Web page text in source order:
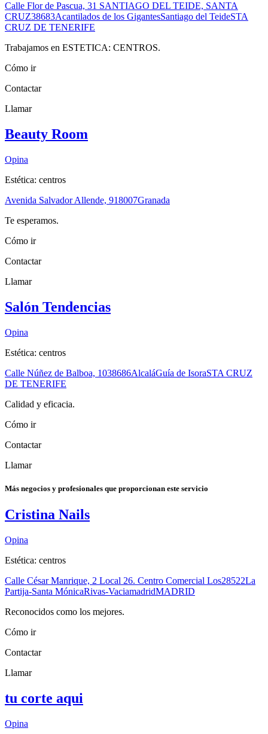
Calle Flor de Pascua, 31 SANTIAGO DEL TEIDE, SANTA
CRUZ38683Acantilados de los GigantesSantiago del TeideSTA
CRUZ DE TENERIFE
Trabajamos en ESTETICA: CENTROS.
Cómo ir
Contactar
Llamar
Beauty Room
Opina
Estética: centros
Avenida Salvador Allende, 918007Granada
Te esperamos.
Cómo ir
Contactar
Llamar
Salón Tendencias
Opina
Estética: centros
Calle Núñez de Balboa, 1038686AlcaláGuía de IsoraSTA CRUZ
DE TENERIFE
Calidad y eficacia.
Cómo ir
Contactar
Llamar
Más negocios y profesionales que proporcionan este servicio
Cristina Nails
Opina
Estética: centros
Calle César Manrique, 2 Local 26. Centro Comercial Los28522La
Partija-Santa MónicaRivas-VaciamadridMADRID
Reconocidos como los mejores.
Cómo ir
Contactar
Llamar
tu corte aqui
Opina